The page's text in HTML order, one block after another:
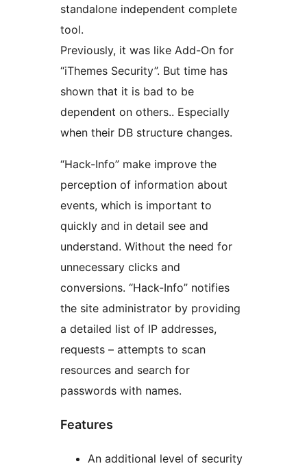
standalone independent complete
tool.
Previously, it was like Add-On for
“iThemes Security”. But time has
shown that it is bad to be
dependent on others.. Especially
when their DB structure changes.
“Hack-Info” make improve the
perception of information about
events, which is important to
quickly and in detail see and
understand. Without the need for
unnecessary clicks and
conversions. “Hack-Info” notifies
the site administrator by providing
a detailed list of IP addresses,
requests – attempts to scan
resources and search for
passwords with names.
Features
An additional level of security